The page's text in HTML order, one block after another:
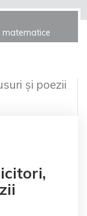
matematice